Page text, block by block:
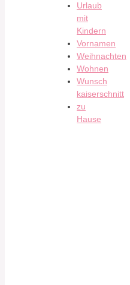
Urlaub
mit
Kindern
Vornamen
Weihnachten
Wohnen
Wunsch
kaiserschnitt
zu
Hause